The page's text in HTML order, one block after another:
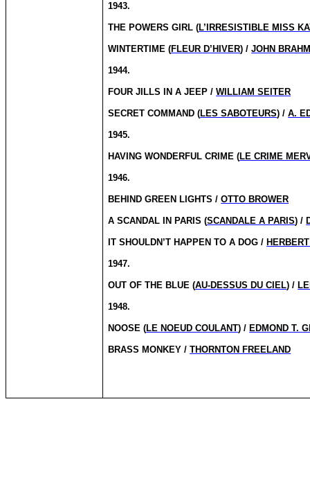
1943.
THE POWERS GIRL (L’IRRESISTIBLE MISS
WINTERTIME (FLEUR D’HIVER) /JOHN
1944.
FOUR JILLS IN A JEEP /WILLIAM SEITER
SECRET COMMAND (LES SABOTEURS) /A.
1945.
HAVING WONDERFUL CRIME (LE CRIME
1946.
BEHIND GREEN LIGHTS /OTTO BROWER
A SCANDAL IN PARIS (SCANDALE A PARIS) /
IT SHOULDN’T HAPPEN TO A DOG /
1947.
OUT OF THE BLUE (AU-DESSUS DU CIEL) /
1948.
NOOSE (LE NOEUD COULANT) / EDMOND T.
BRASS MONKEY /THORNTON FREELAND